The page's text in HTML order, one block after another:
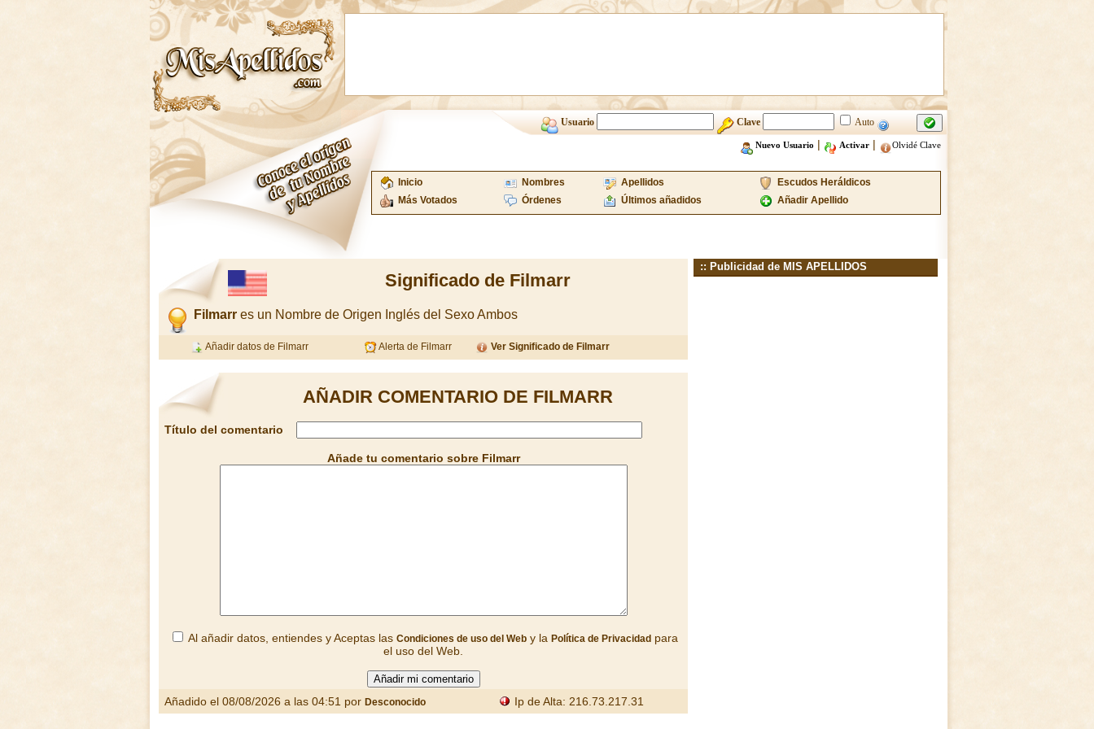
Usuario Clave Auto
Nuevo Usuario | Activar| Olvidé Clave
Inicio Nombres Apellidos
Escudos Heráldicos
Más Votados
Órdenes Últimos añadidos Añadir Apellido
Significado de Filmarr
Filmarres un Nombre de Origen Inglés del Sexo Ambos
Añadir datos de Filmarr Alerta de Filmarr Ver Significado de Filmarr
AÑADIR COMENTARIO DE FILMARR
Título del comentario
Añade tu comentario sobre Filmarr
Al añadir datos, entiendes y Aceptas las Condiciones de uso del Weby la Política de Privacidadpara
el uso del Web.
Añadido el 08/08/2026 a las 04:51 por Desconocido Ip de Alta: 216.73.217.31
:: Publicidad de MIS APELLIDOS